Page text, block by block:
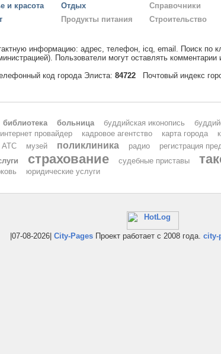
и красота
Отдых
Продукты питания
Справочники
Строительство
информацию: адрес, телефон, icq, email. Поиск по
Пользователи могут оставлять комментарии
код города Элиста: 84722 Почтовый индекс
библиотека больница буддийская иконопись
интернет провайдер кадровое агентство карта города
АТС музей поликлиника радио регистрация
страхование судебные приставы
юридические услуги
|07-08-2026| City-Pages Проект работает с 2008 года. city-